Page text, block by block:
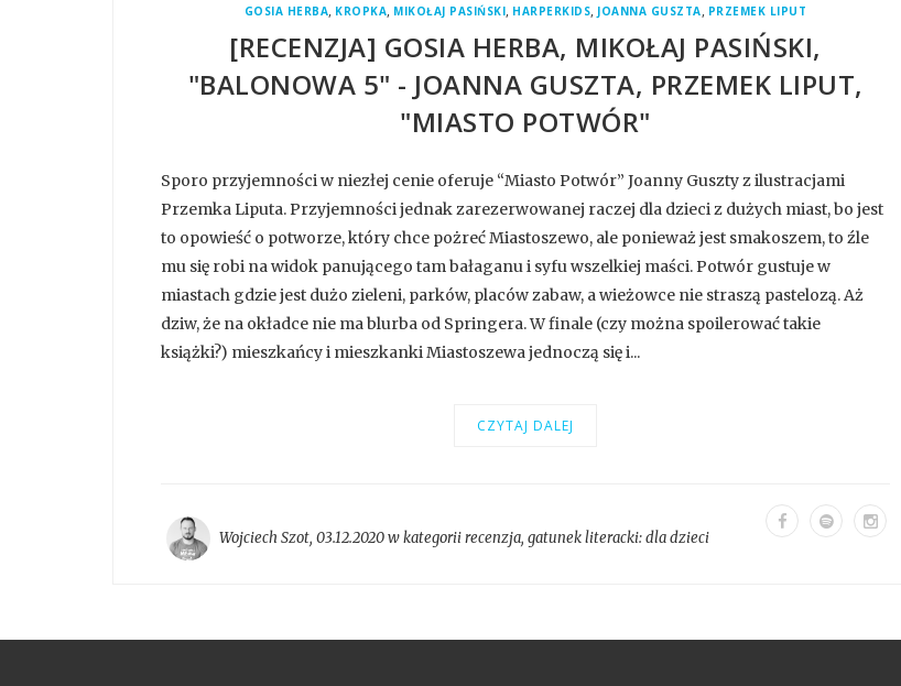
GOSIA HERBA, KROPKA, MIKOŁAJ PASIŃSKI, HARPERKIDS, JOANNA GUSZTA, PRZEMEK LIPUT
[RECENZJA] GOSIA HERBA, MIKOŁAJ PASIŃSKI,
"BALONOWA 5" - JOANNA GUSZTA, PRZEMEK LIPUT,
"MIASTO POTWÓR"
Sporo przyjemności w niezłej cenie oferuje “Miasto Potwór” Joanny Guszty z ilustracjami
Przemka Liputa. Przyjemności jednak zarezerwowanej raczej dla dzieci z dużych miast, bo jest
to opowieść o potworze, który chce pożreć Miastoszewo, ale ponieważ jest smakoszem, to źle
mu się robi na widok panującego tam bałaganu i syfu wszelkiej maści. Potwór gustuje w
miastach gdzie jest dużo zieleni, parków, placów zabaw, a wieżowce nie straszą pastelozą. Aż
dziw, że na okładce nie ma blurba od Springera. W finale (czy można spoilerować takie
książki?) mieszkańcy i mieszkanki Miastoszewa jednoczą się i...
CZYTAJ DALEJ
Wojciech Szot, 03.12.2020 w kategoriirecenzja, gatunek literacki:dla dzieci